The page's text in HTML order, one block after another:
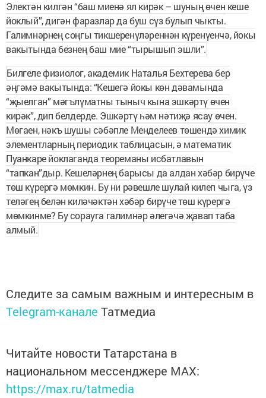
Электән килгән “баш миенә ял кирәк – шуның өчен кеше
йоклый”, дигән фаразлар да буш сүз булып чыкты.
Галимнәрнең соңгы тикше­ре­нүләреннән күренүенчә, йокы
вакытында безнең баш мие “тырышып эшли”.
Билгеле физиолог, академик Наталья Бехтерева бер
әңгәмә вакытында: “Кешегә йокы көн дәвамында
“җыелган” мәгълүматны тыныч кына эшкәртү өчен
кирәк”, дип белдерде. Эшкәртү һәм нәтиҗә ясау өчен.
Мөгаен, нәкъ шушы сәбәпле Менделеев төшендә химик
элемент­ларның периодик таблицасын, ә математик
Пуанкаре йоклаганда теореманы исбатлавын
“тапкан”дыр. Кешеләрнең барысы да алдан хәбәр бирүче
төш күрергә мөмкин. Бу ни рәвешле шулай килеп чыга, үз
теләгең белән киләчәктән хәбәр бирүче төш күрергә
мөмкинме? Бу сорауга галимнәр әлегәчә җавап таба
алмый.
Следите за самым важным и интересным в
Telegram-канале Татмедиа
Читайте новости Татарстана в
национальном мессенджере MАХ:
https://max.ru/tatmedia